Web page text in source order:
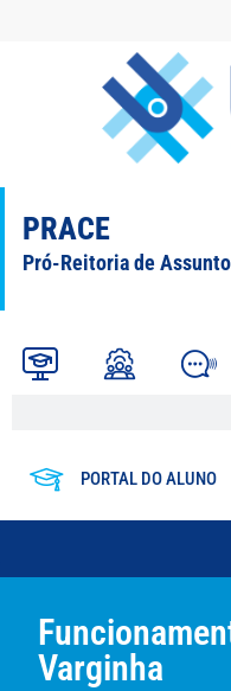
PRACE
Pró-Reitoria de
PORTAL DO ALUNO
Varginha